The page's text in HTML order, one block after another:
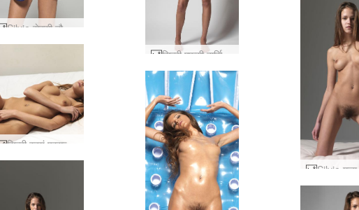
Silvie सेक्सी नौकरानी #37
सिल्वी एफसी बार्सिलोना #13
सिल्वी स्वयं प्रसन्न #10